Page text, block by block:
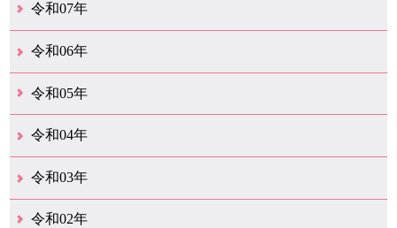
令和07年
12月（1）
6月（2）
4月（1）
1月（2）
令和06年
12月（2）
9月（1）
1月（1）
令和05年
9月（1）
8月（1）
7月（1）
6月（2）
5月（1）
3月（1）
1月（1）
令和04年
10月（3）
9月（3）
8月（6）
7月（1）
6月（2）
3月（3）
令和03年
12月（1）
9月（2）
8月（7）
7月（3）
4月（1）
3月（1）
2月（1）
1月（2）
令和02年